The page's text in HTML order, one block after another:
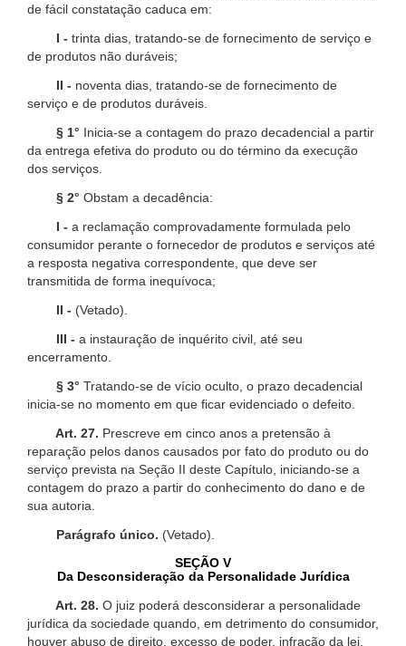
de fácil constatação caduca em:
I - trinta dias, tratando-se de fornecimento de serviço e
de produtos não duráveis;
II - noventa dias, tratando-se de fornecimento de
serviço e de produtos duráveis.
§ 1° Inicia-se a contagem do prazo decadencial a partir
da entrega efetiva do produto ou do término da execução
dos serviços.
§ 2° Obstam a decadência:
I - a reclamação comprovadamente formulada pelo
consumidor perante o fornecedor de produtos e serviços até
a resposta negativa correspondente, que deve ser
transmitida de forma inequívoca;
II - (Vetado).
III - a instauração de inquérito civil, até seu
encerramento.
§ 3° Tratando-se de vício oculto, o prazo decadencial
inicia-se no momento em que ficar evidenciado o defeito.
Art. 27. Prescreve em cinco anos a pretensão à
reparação pelos danos causados por fato do produto ou do
serviço prevista na Seção II deste Capítulo, iniciando-se a
contagem do prazo a partir do conhecimento do dano e de
sua autoria.
Parágrafo único. (Vetado).
SEÇÃO V
Da Desconsideração da Personalidade Jurídica
Art. 28. O juiz poderá desconsiderar a personalidade
jurídica da sociedade quando, em detrimento do consumidor,
houver abuso de direito, excesso de poder, infração da lei,